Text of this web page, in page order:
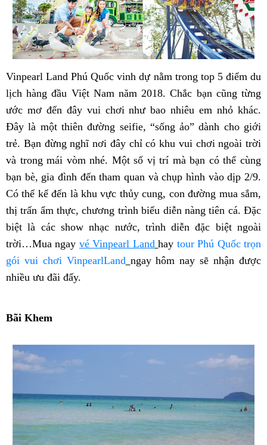
Vinpearl Land Phú Quốc vinh dự nằm trong top 5 điểm du
lịch hàng đầu Việt Nam năm 2018. Chắc bạn cũng từng
ước mơ đến đây vui chơi như bao nhiêu em nhỏ khác.
Đây là một thiên đường seifie, “sống ảo” dành cho giới
trẻ. Bạn đừng nghĩ nơi đây chỉ có khu vui chơi ngoài trời
và trong mái vòm nhé. Một số vị trí mà bạn có thể cùng
bạn bè, gia đình đến tham quan và chụp hình vào dịp 2/9.
Có thể kể đến là khu vực thủy cung, con đường mua sắm,
thị trấn ẩm thực, chương trình biểu diễn nàng tiên cá. Đặc
biệt là các show nhạc nước, trình diễn đặc biệt ngoài
trời…Mua ngay vé Vinpearl Land hay tour Phú Quốc trọn
gói vui chơi VinpearlLand ngay hôm nay sẽ nhận được
nhiều ưu đãi đấy.
Bãi Khem